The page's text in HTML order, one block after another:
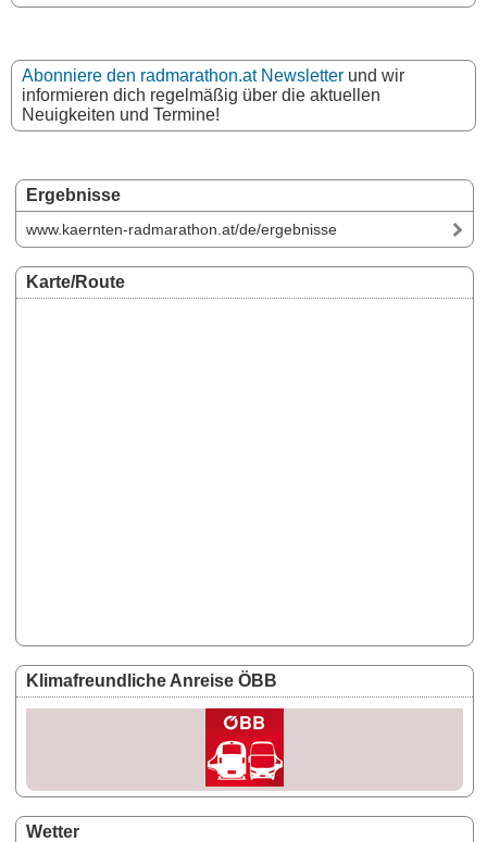
Ergebnisse
www.kaernten-radmarathon.at/de/ergebnisse
Karte/Route
Klimafreundliche Anreise ÖBB
Wetter
Abonniere den radmarathon.at Newsletter und wir
informieren dich regelmäßig über die aktuellen
Neuigkeiten und Termine!